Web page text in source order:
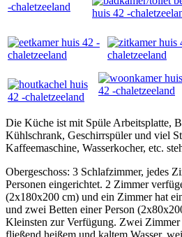
Die Küche ist mit Spüle Arbeitsplatte,
Kühlschrank, Geschirrspüler und viel
Kaffeemaschine, Wasserkocher, etc.
Obergeschoss: 3 Schlafzimmer, jedes
Personen eingerichtet. 2 Zimmer
(2x180x200 cm) und ein Zimmer hat
und zwei Betten einer Person
Kleinsten zur Verfügung. Zwei